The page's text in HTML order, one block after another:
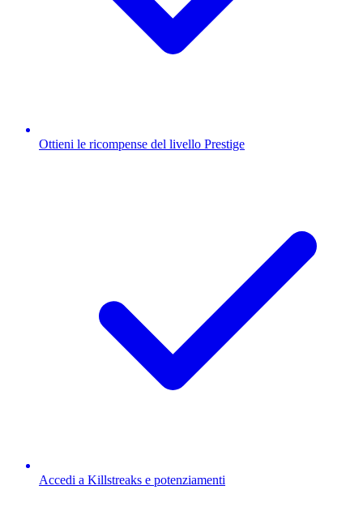
Ottieni le ricompense del livello Prestige
Accedi a Killstreaks e potenziamenti